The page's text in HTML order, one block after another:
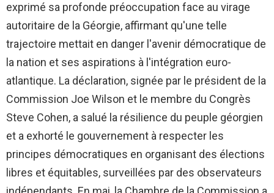
exprimé sa profonde préoccupation face au virage
autoritaire de la Géorgie, affirmant qu'une telle
trajectoire mettait en danger l'avenir démocratique de
la nation et ses aspirations à l'intégration euro-
atlantique. La déclaration, signée par le président de la
Commission Joe Wilson et le membre du Congrès
Steve Cohen, a salué la résilience du peuple géorgien
et a exhorté le gouvernement à respecter les
principes démocratiques en organisant des élections
libres et équitables, surveillées par des observateurs